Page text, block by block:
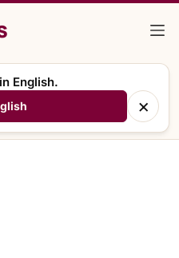
English.
×